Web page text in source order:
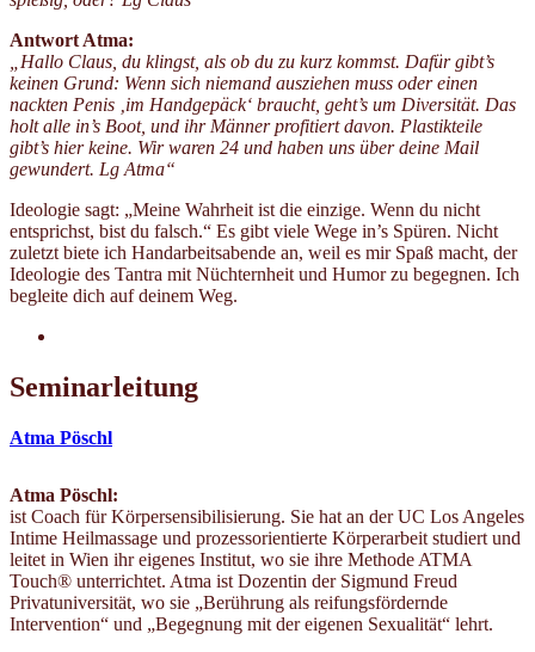
Antwort Atma:
„Hallo Claus, du klingst, als ob du zu kurz kommst. Dafür gibt’s
keinen Grund: Wenn sich niemand ausziehen muss oder einen
nackten Penis ‚im Handgepäck‘ braucht, geht’s um Diversität. Das
holt alle in’s Boot, und ihr Männer profitiert davon. Plastikteile
gibt’s hier keine. Wir waren 24 und haben uns über deine Mail
gewundert. Lg Atma“
Ideologie sagt: „Meine Wahrheit ist die einzige. Wenn du nicht
entsprichst, bist du falsch.“ Es gibt viele Wege in’s Spüren. Nicht
zuletzt biete ich Handarbeitsabende an, weil es mir Spaß macht, der
Ideologie des Tantra mit Nüchternheit und Humor zu begegnen. Ich
begleite dich auf deinem Weg.
Seminarleitung
Atma Pöschl
Atma Pöschl:
ist Coach für Körpersensibilisierung. Sie hat an der UC Los Angeles
Intime Heilmassage und prozessorientierte Körperarbeit studiert und
leitet in Wien ihr eigenes Institut, wo sie ihre Methode ATMA
Touch® unterrichtet. Atma ist Dozentin der Sigmund Freud
Privatuniversität, wo sie „Berührung als reifungsfördernde
Intervention“ und „Begegnung mit der eigenen Sexualität“ lehrt.